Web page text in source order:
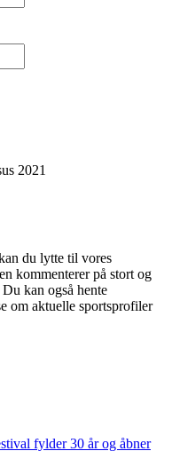
2021
du lytte til vores
kommenterer på stort og
kan også hente
om aktuelle sportsprofiler
fylder 30 år og åbner